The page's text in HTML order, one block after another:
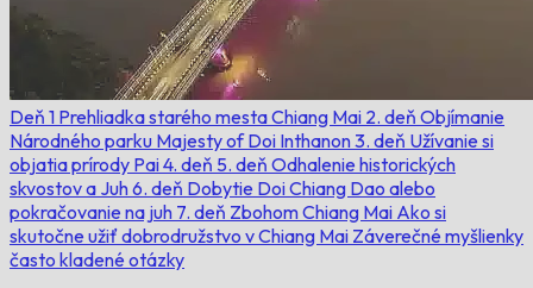
Deň 1 Prehliadka starého mesta Chiang Mai 2. deň Objímanie
Národného parku Majesty of Doi Inthanon3. deň Užívanie si
objatia prírody Pai4. deň 5. deň Odhalenie historických
skvostov a Juh6. deň Dobytie Doi Chiang Dao alebo
pokračovanie na juh 7. deň Zbohom Chiang Mai Ako si
skutočne užiť dobrodružstvo v Chiang Mai Záverečné myšlienky
často kladené otázky